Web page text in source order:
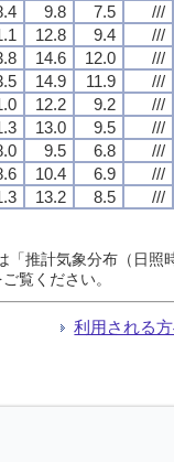
9.8 7.5
///
12.8 9.4
///
14.6 12.0
///
14.9 11.9
///
12.2 9.2
///
13.0 9.5
///
9.5 6.8
///
10.4 6.9
///
13.2 8.5 ///
推計気象分布（日
ご覧ください。
利用される